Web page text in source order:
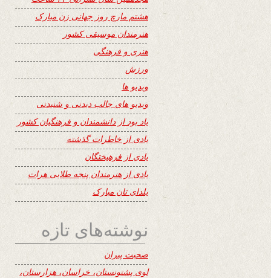
هشتم مارچ روز جهانی زن مبارک
هنرمندان موسیقی کشور
هنری و فرهنگی
ورزش
ویدیو ها
ویدیو های جالب دیدنی و شنیدنی
یاد بود از دانشمندان و فرهنگیان کشور
یادی از خاطرات گذشته
یادی از فرهیختگان
یادی از هنرمندان پنجه طلایی هرات
یلدای تان مبارک
نوشته‌های تازه
صحبت پیران
لوی پشتونستان، خراسان، هزارستان،